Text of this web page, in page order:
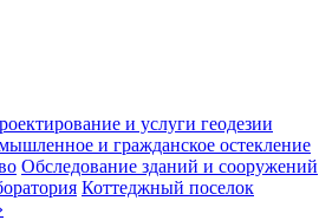
и услуги геодезии
и гражданское остекление
Обследование зданий и сооружений
Коттеджный поселок